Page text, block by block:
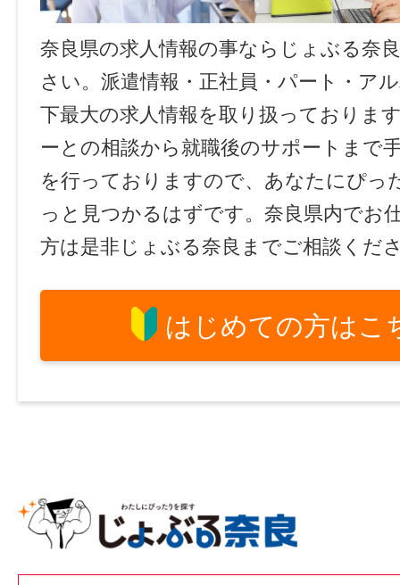
奈良県の求人情報の事ならじょぶる奈
さい。派遣情報・正社員・パート・ア
下最大の求人情報を取り扱っておりま
ーとの相談から就職後のサポートまで
を行っておりますので、あなたにぴっ
っと見つかるはずです。奈良県内でお
方は是非じょぶる奈良までご相談くだ
はじめての方はこ